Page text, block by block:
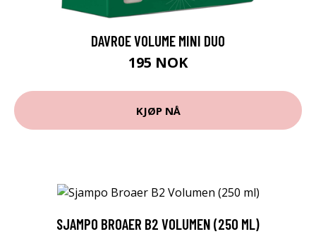
DAVROE VOLUME MINI DUO
195 NOK
KJØP NÅ
SJAMPO BROAER B2 VOLUMEN (250 ML)